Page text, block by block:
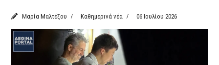
Μαρία Μαλτέζου Καθημερινά νέα 06 Ιουλίου 2026